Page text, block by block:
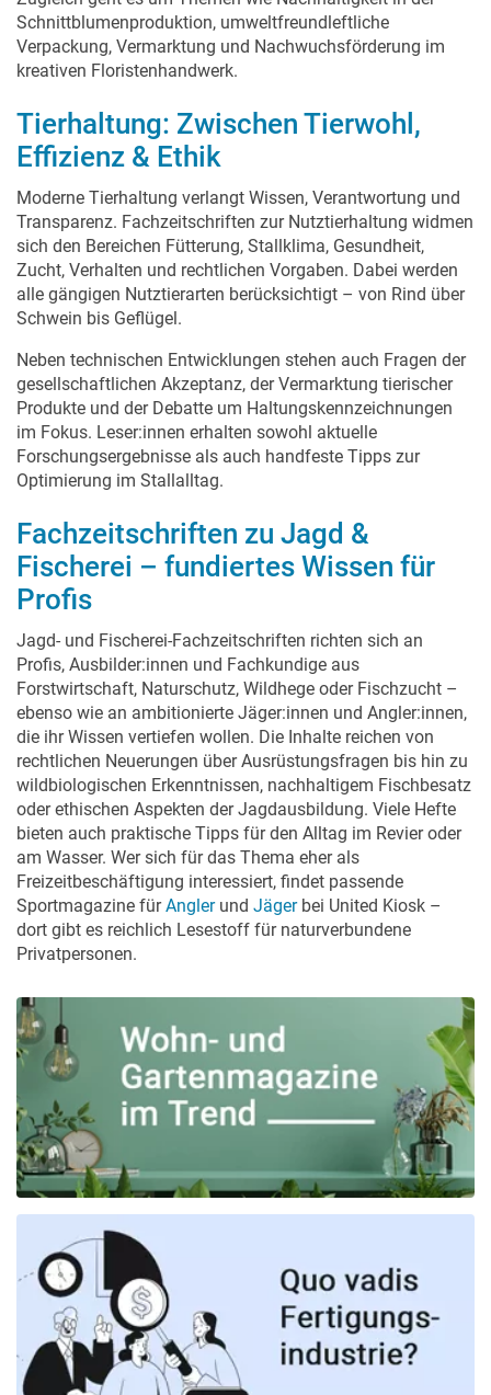
Schnittblumenproduktion, umweltfreundleftliche
Verpackung, Vermarktung und Nachwuchsförderung im
kreativen Floristenhandwerk.
Tierhaltung: Zwischen Tierwohl,
Effizienz & Ethik
Moderne Tierhaltung verlangt Wissen, Verantwortung und
Transparenz. Fachzeitschriften zur Nutztierhaltung widmen
sich den Bereichen Fütterung, Stallklima, Gesundheit,
Zucht, Verhalten und rechtlichen Vorgaben. Dabei werden
alle gängigen Nutztierarten berücksichtigt – von Rind über
Schwein bis Geflügel.
Neben technischen Entwicklungen stehen auch Fragen der
gesellschaftlichen Akzeptanz, der Vermarktung tierischer
Produkte und der Debatte um Haltungskennzeichnungen
im Fokus. Leser:innen erhalten sowohl aktuelle
Forschungsergebnisse als auch handfeste Tipps zur
Optimierung im Stallalltag.
Fachzeitschriften zu Jagd &
Fischerei – fundiertes Wissen für
Profis
Jagd- und Fischerei-Fachzeitschriften richten sich an
Profis, Ausbilder:innen und Fachkundige aus
Forstwirtschaft, Naturschutz, Wildhege oder Fischzucht –
ebenso wie an ambitionierte Jäger:innen und Angler:innen,
die ihr Wissen vertiefen wollen. Die Inhalte reichen von
rechtlichen Neuerungen über Ausrüstungsfragen bis hin zu
wildbiologischen Erkenntnissen, nachhaltigem Fischbesatz
oder ethischen Aspekten der Jagdausbildung. Viele Hefte
bieten auch praktische Tipps für den Alltag im Revier oder
am Wasser. Wer sich für das Thema eher als
Freizeitbeschäftigung interessiert, findet passende
Sportmagazine fürAnglerund Jägerbei United Kiosk –
dort gibt es reichlich Lesestoff für naturverbundene
Privatpersonen.